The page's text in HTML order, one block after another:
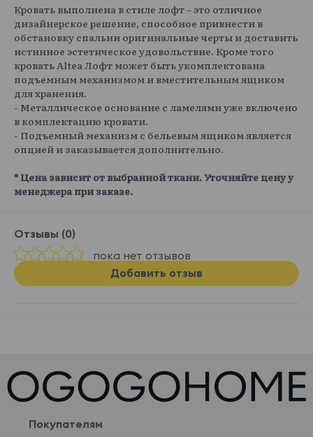
Кровать выполнена в стиле лофт – это отличное
дизайнерское решение, способное привнести в
обстановку спальни оригинальные черты и доставить
истинное эстетическое удовольствие. Кроме того
кровать Altea Лофт может быть укомплектована
подъемным механизмом и вместительным ящиком
для хранения.
- Металлическое основание с ламелями уже включено
в комплектацию кровати.
- Подъемный механизм с бельевым ящиком является
опцией и заказывается дополнительно.
* Цена зависит от выбранной ткани. Уточняйте цену у
менеджера при заказе.
Отзывы (0)
пока нет отзывов
Добавить отзыв
Покупателям